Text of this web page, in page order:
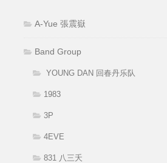
A-Yue 張震嶽
Band Group
YOUNG DAN 回春丹乐队
1983
3P
4EVE
831 八三夭